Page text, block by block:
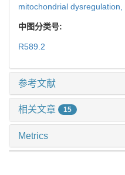
mitochondrial dysregulation,
中图分类号:
R589.2
参考文献
相关文章 15
Metrics